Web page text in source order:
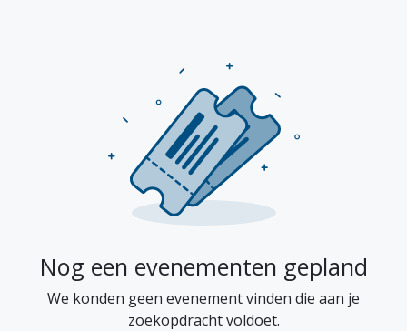
Nog een evenementen gepland
We konden geen evenement vinden die aan je
zoekopdracht voldoet.